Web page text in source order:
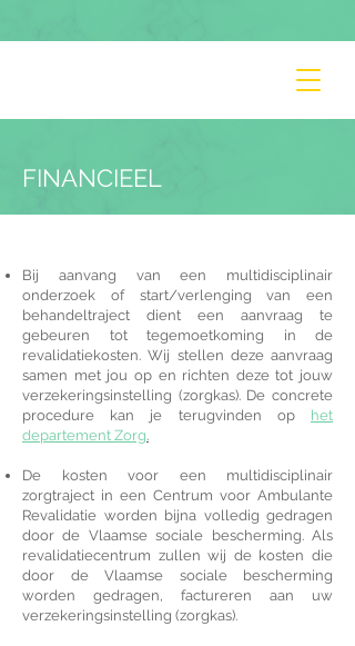
FINANCIEEL
Bij aanvang van een multidisciplinair
onderzoek of start/verlenging van een
behandeltraject dient een aanvraag te
gebeuren tot tegemoetkoming in de
revalidatiekosten. Wij stellen deze aanvraag
samen met jou op en richten deze tot jouw
verzekeringsinstelling (zorgkas). De concrete
procedure kan je terugvinden op het
departement Zorg.
De kosten voor een multidisciplinair
zorgtraject in een Centrum voor Ambulante
Revalidatie worden bijna volledig gedragen
door de Vlaamse sociale bescherming. Als
revalidatiecentrum zullen wij de kosten die
door de Vlaamse sociale bescherming
worden gedragen, factureren aan uw
verzekeringsinstelling (zorgkas).